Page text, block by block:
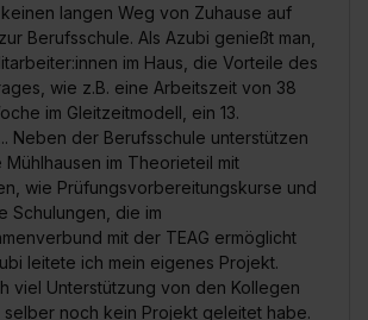
langen Weg von Zuhause auf
Berufsschule. Als Azubi genießt man,
im Haus, die Vorteile des
wie z.B. eine Arbeitszeit von 38
im Gleitzeitmodell, ein 13.
Neben der Berufsschule unterstützen
im Theorieteil mit
wie Prüfungsvorbereitungskurse und
Schulungen, die im
mit der TEAG ermöglicht
leitete ich mein eigenes Projekt.
viel Unterstützung von den Kollegen
selber noch kein Projekt geleitet habe.